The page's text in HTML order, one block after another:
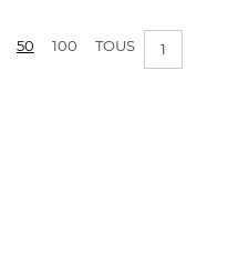
50 100 TOUS 1